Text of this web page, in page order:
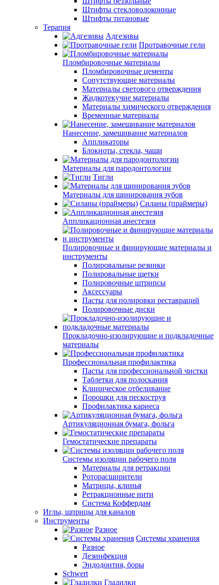
Штифты стекловолоконные
Штифты титановые
Терапия
Адгезивы
Протравочные гели
Пломбировочные материалы
Пломбировочные цементы
Сопутствующие материалы
Материалы светового отверждения
Жидкотекучие материалы
Материалы химического отверждения
Временные материалы
Нанесение, замешивание материалов
Аппликаторы
Блокноты, стекла, чаши
Материалы для пародонтологии
Тигли
Материалы для шинирования зубов
Силаны (праймеры)
Аппликационная анестезия
Полировочные и финирующие материалы и
инструменты
Полировальные резинки
Полировальные щетки
Полировочные штрипсы
Аксессуары
Пасты для полировки реставраций
Полировочные диски
Прокладочно-изолирующие и подкладочные
материалы
Профессиональная профилактика
Пасты для профессиональной чистки
Таблетки для полоскания
Клиническое отбеливание
Порошки для пескоструя
Профилактика кариеса
Артикуляционная бумага, фольга
Гемостатические препараты
Системы изоляции рабочего поля
Материалы для ретракции
Роторасширители
Матрицы, клинья
Ретракционные нити
Система Коффердам
Иглы, шприцы для каналов
Инструменты
Разное
Системы хранения
Разное
Дезинфекция
Эндодонтия, боры
Schwert
Гладилки